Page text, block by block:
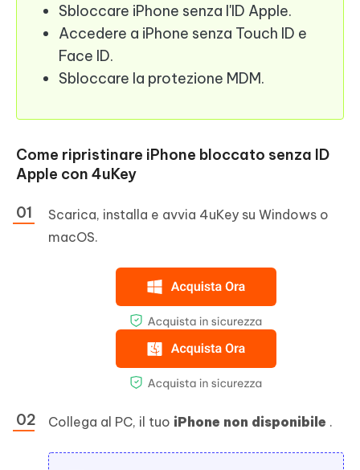
Sbloccare iPhone senza l'ID Apple.
Accedere a iPhone senza Touch ID e
Face ID.
Sbloccare la protezione MDM.
Come ripristinare iPhone bloccato senza ID
Apple con 4uKey
Scarica, installa e avvia 4uKey su Windows o
macOS.
Collega al PC, il tuo iPhone non disponibile .